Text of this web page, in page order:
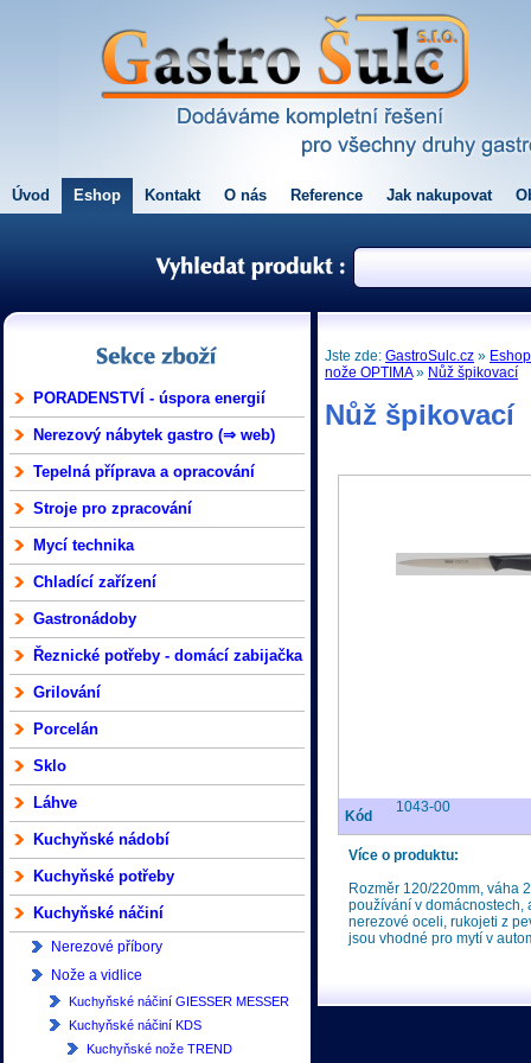
Úvod Eshop Kontakt O nás Reference Jak nakupovat
PORADENSTVÍ - úspora energií
Nerezový nábytek gastro (⇒ web)
Tepelná příprava a opracování
Stroje pro zpracování
Mycí technika
Chladící zařízení
Gastronádoby
Řeznické potřeby - domácí zabijačka
Grilování
Porcelán
Sklo
Láhve
Kuchyňské nádobí
Kuchyňské potřeby
Kuchyňské náčiní
Nerezové příbory
Nože a vidlice
Kuchyňské náčiní GIESSER MESSER
Kuchyňské náčiní KDS
Kuchyňské nože TREND
Jste zde:GastroSulc.cz » Eshop
nože OPTIMA» Nůž špikovací
Nůž špikovací
Kód
1043-00
Více o produktu:
Rozměr 120/220mm, váha
používání v domácnostech,
nerezové oceli, rukojeti z
jsou vhodné pro mytí v